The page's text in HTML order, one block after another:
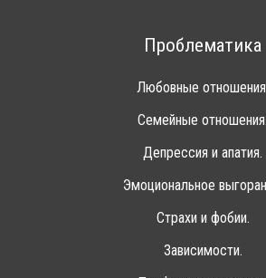
Проблематика
Любовные
Семейные отношения.
Депрессия и апатия.
Эмоциональное
Страхи и фобии.
Зависимости.